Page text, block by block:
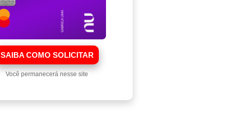
SAIBA COMO SOLICITAR
Você permanecerá nesse site